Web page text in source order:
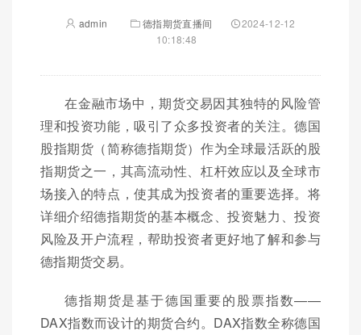
admin 德指期货直播间
2024-12-12
10:18:48
在金融市场中，期货交易因其独特的风险管
理和投资功能，吸引了众多投资者的关注。德国
股指期货（简称德指期货）作为全球最活跃的股
指期货之一，其高流动性、杠杆效应以及全球市
场接入的特点，使其成为投资者的重要选择。将
详细介绍德指期货的基本概念、投资魅力、投资
风险及开户流程，帮助投资者更好地了解和参与
德指期货交易。
德指期货是基于德国重要的股票指数——
DAX指数而设计的期货合约。DAX指数全称德国